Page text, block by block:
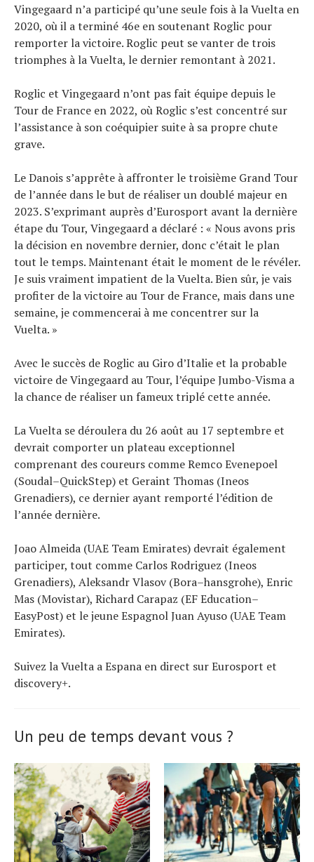
Vingegaard n’a participé qu’une seule fois à la Vuelta en
2020, où il a terminé 46e en soutenant Roglic pour
remporter la victoire. Roglic peut se vanter de trois
triomphes à la Vuelta, le dernier remontant à 2021.
Roglic et Vingegaard n’ont pas fait équipe depuis le
Tour de France en 2022, où Roglic s’est concentré sur
l’assistance à son coéquipier suite à sa propre chute
grave.
Le Danois s’apprête à affronter le troisième Grand Tour
de l’année dans le but de réaliser un doublé majeur en
2023. S’exprimant auprès d’Eurosport avant la dernière
étape du Tour, Vingegaard a déclaré : « Nous avons pris
la décision en novembre dernier, donc c’était le plan
tout le temps. Maintenant était le moment de le révéler.
Je suis vraiment impatient de la Vuelta. Bien sûr, je vais
profiter de la victoire au Tour de France, mais dans une
semaine, je commencerai à me concentrer sur la
Vuelta. »
Avec le succès de Roglic au Giro d’Italie et la probable
victoire de Vingegaard au Tour, l’équipe Jumbo-Visma a
la chance de réaliser un fameux triplé cette année.
La Vuelta se déroulera du 26 août au 17 septembre et
devrait comporter un plateau exceptionnel
comprenant des coureurs comme Remco Evenepoel
(Soudal–QuickStep) et Geraint Thomas (Ineos
Grenadiers), ce dernier ayant remporté l’édition de
l’année dernière.
Joao Almeida (UAE Team Emirates) devrait également
participer, tout comme Carlos Rodriguez (Ineos
Grenadiers), Aleksandr Vlasov (Bora–hansgrohe), Enric
Mas (Movistar), Richard Carapaz (EF Education–
EasyPost) et le jeune Espagnol Juan Ayuso (UAE Team
Emirates).
Suivez la Vuelta a Espana en direct sur Eurosport et
discovery+.
Un peu de temps devant vous ?